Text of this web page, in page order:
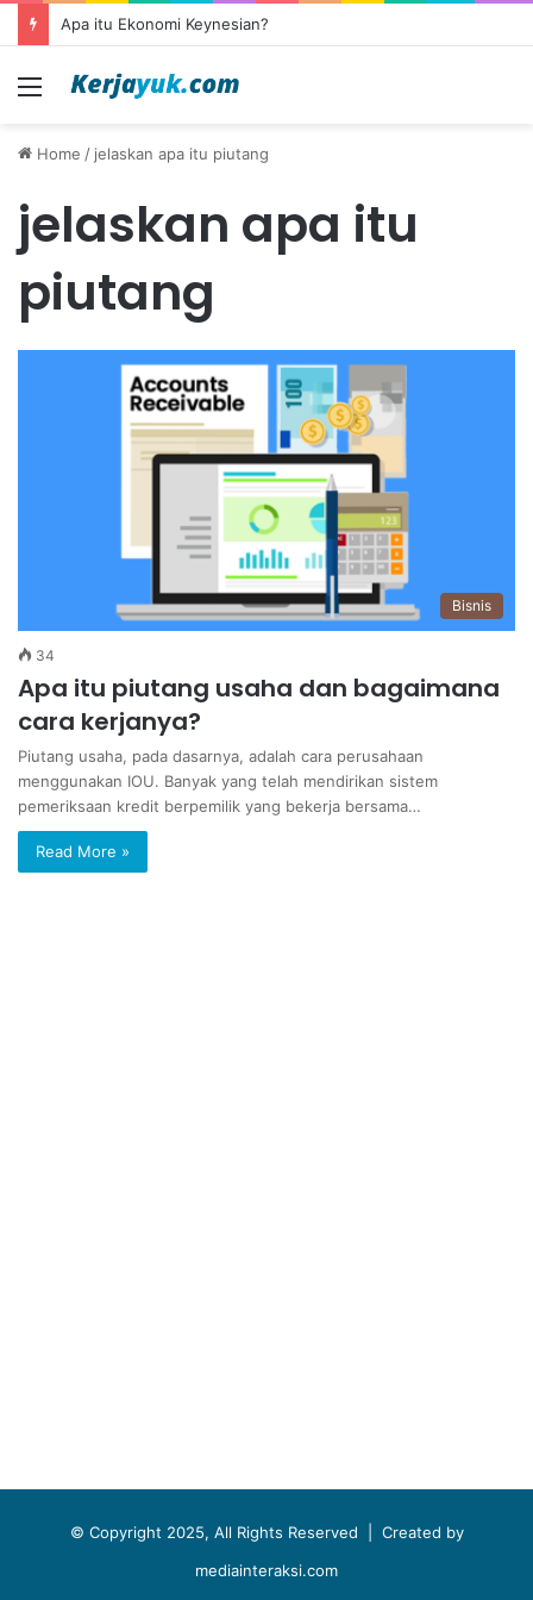
Apa itu Ekonomi Keynesian?
Menu
Home / jelaskan apa itu piutang
jelaskan apa itu
piutang
Bisnis
34
Apa itu piutang usaha dan bagaimana
cara kerjanya?
Piutang usaha, pada dasarnya, adalah cara perusahaan
menggunakan IOU. Banyak yang telah mendirikan sistem
pemeriksaan kredit berpemilik yang bekerja bersama…
Read More »
© Copyright 2025, All Rights Reserved | Created by
mediainteraksi.com